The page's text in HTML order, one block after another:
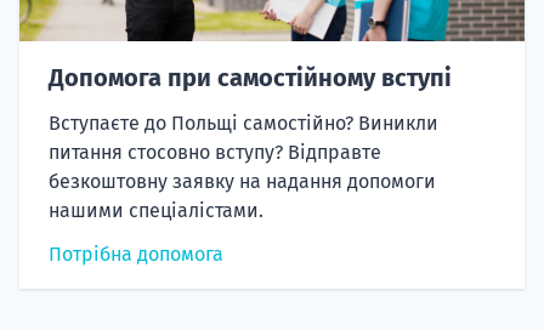
Допомога при самостійному вступі
Вступаєте до Польщі самостійно? Виникли
питання стосовно вступу? Відправте
безкоштовну заявку на надання допомоги
нашими спеціалістами.
Потрібна допомога